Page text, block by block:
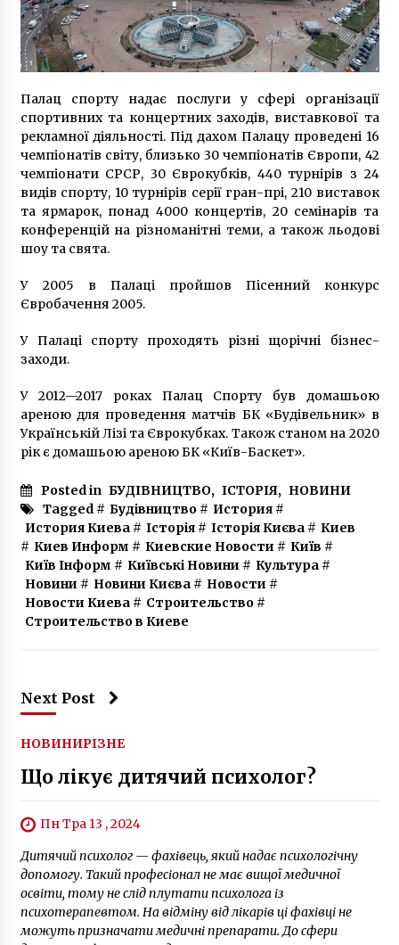
Палац спорту надає послуги у сфері організації
спортивних та концертних заходів, виставкової та
рекламної діяльності. Під дахом Палацу проведені 16
чемпіонатів світу, близько 30 чемпіонатів Європи, 42
чемпіонати СРСР, 30 Єврокубків, 440 турнірів з 24
видів спорту, 10 турнірів серії гран-прі, 210 виставок
та ярмарок, понад 4000 концертів, 20 семінарів та
конференцій на різноманітні теми, а також льодові
шоу та свята.
У 2005 в Палаці пройшов Пісенний конкурс
Євробачення 2005.
У Палаці спорту проходять різні щорічні бізнес-
заходи.
У 2012—2017 роках Палац Спорту був домашьою
ареною для проведення матчів БК «Будівельник» в
Українській Лізі та Єврокубках. Також станом на 2020
рік є домашьою ареною БК «Київ-Баскет».
Posted in БУДІВНИЦТВО, ІСТОРІЯ, НОВИНИ
Tagged # Будівництво# История#
История Киева# Історія# Історія Києва# Киев
# Киев Информ # Киевские Новости # Київ #
Київ Інформ # Київські Новини # Культура#
Новини # Новини Києва# Новости #
Новости Киева# Строительство#
Строительство в Киеве
Next Post
НОВИНИРІЗНЕ
Що лікує дитячий психолог?
Пн Тра 13 , 2024
Дитячий психолог — фахівець, який надає психологічну
допомогу. Такий професіонал не має вищої медичної
освіти, тому не слід плутати психолога із
психотерапевтом. На відміну від лікарів ці фахівці не
можуть призначати медичні препарати. До сфери